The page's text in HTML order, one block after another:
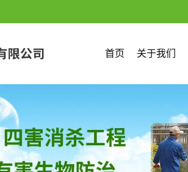
首页 关于我们